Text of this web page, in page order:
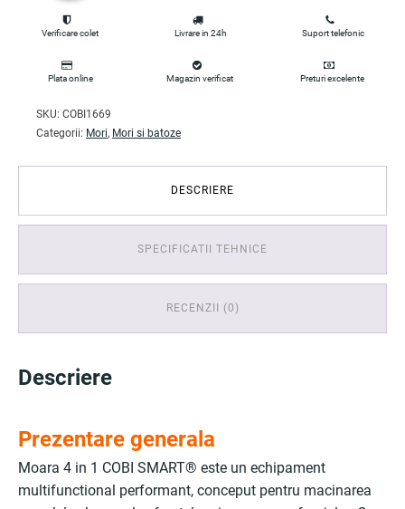
Verificare colet Livrare in 24h Suport telefonic
Plata online Magazin verificat Preturi excelente
SKU: COBI1669
Categorii: Mori, Mori si batoze
DESCRIERE
SPECIFICATII TEHNICE
RECENZII (0)
Descriere
Prezentare generala
Moara 4 in 1 COBI SMART® este un echipament
multifunctional performant, conceput pentru macinarea